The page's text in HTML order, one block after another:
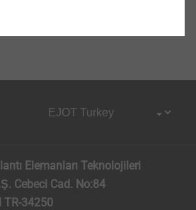
Elemanları Teknolojileri
Cebeci Cad. No:84
TR-34250